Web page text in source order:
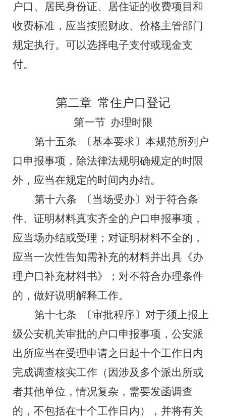
户口、居民身份证、居住证的收费项目和
收费标准，应当按照财政、价格主管部门
规定执行。 可以选择电子支付或现金支
付。
第二章 常住户口登记
第一节 办理时限
第十五条
〔基本要求〕本规范所列户
口申报事项，除法律法规明确规定的时限
外，应当在规定的时间内办结。
第十六条
〔当场受办〕对于符合条
件、证明材料真实齐全的户口申报事项，
应当场办结或受理；对证明材料不全的，
应当一次性告知需补充的材料并出具《办
理户口补充材料书》；对不符合办理条件
的，做好说明解释工作。
第十七条
〔审批程序〕对于须上报上
级公安机关审批的户口申报事项，公安派
出所应当在受理申请之日起十个工作日内
完成调查核实工作（因涉及多个派出所或
者其他单位，情况复杂，需要发函调查
的，不包括在十个工作日内），并将有关